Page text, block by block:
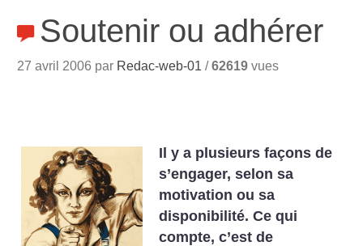
Soutenir ou adhérer
27 avril 2006 par Redac-web-01 /62619 vues
Il y a plusieurs façons de
s’engager, selon sa
motivation ou sa
disponibilité. Ce qui
compte, c’est de